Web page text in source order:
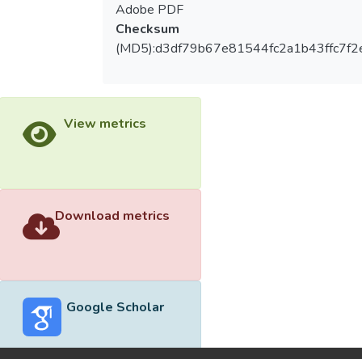
Adobe PDF
Checksum
View metrics
Download metrics
Google Scholar